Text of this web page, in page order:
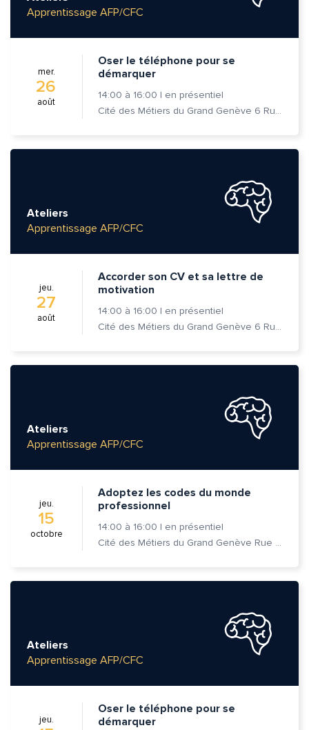
Apprentissage AFP/CFC
mer.
26
août
Oser le téléphone pour se
démarquer
14:00 à 16:00 | en présentiel
Cité des Métiers du Grand Genève 6 Rue Prévost-Martin 1205 Genève
Ateliers
Apprentissage AFP/CFC
jeu.
27
août
Accorder son CV et sa lettre de
motivation
14:00 à 16:00 | en présentiel
Cité des Métiers du Grand Genève 6 Rue Prévost-Martin 1205 Genève
Ateliers
Apprentissage AFP/CFC
jeu.
15
octobre
Adoptez les codes du monde
professionnel
14:00 à 16:00 | en présentiel
Cité des Métiers du Grand Genève Rue Prévost-Martin 6 1205 Genève
Ateliers
Apprentissage AFP/CFC
jeu.
Oser le téléphone pour se
démarquer